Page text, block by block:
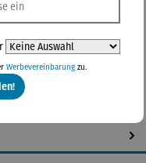
Werbevereinbarungzu.